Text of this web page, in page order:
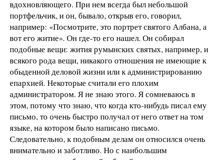
вдохновляющего. При нем всегда был небольшой
портфельчик, и он, бывало, открыв его, говорил,
например: «Посмотрите, это портрет святого Албана, а
вот его житие». Он где-то его нашел. Он собирал
подобные вещи: жития румынских святых, например, и
всякого рода вещи, никакого отношения не имеющие к
обыденной деловой жизни или к администрированию
епархией. Некоторые считали его плохим
администратором. Я не знаю этого. Я сомневаюсь в
этом, потому что знаю, что когда кто-нибудь писал ему
письмо, то очень быстро получал от него ответ на том
языке, на котором было написано письмо.
Следовательно, к подобным делам он относился очень
внимательно и заботливо. Но с наибольшим